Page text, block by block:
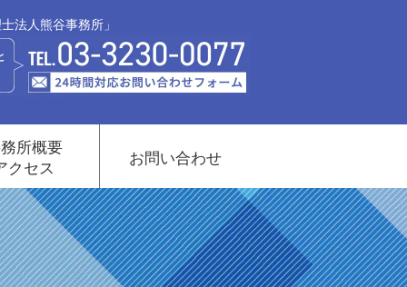
法人熊谷事務所」
所概要
クセス
お問い合わせ